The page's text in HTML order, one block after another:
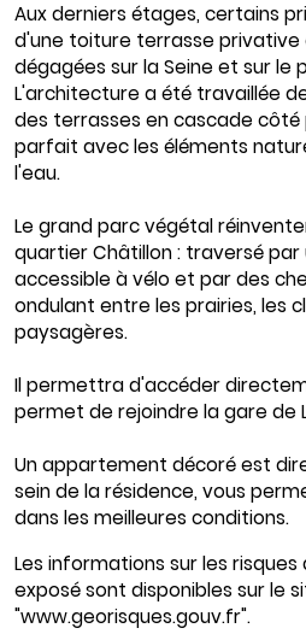
Aux derniers étages, certains
d'une toiture terrasse
dégagées sur la Seine et sur le
L'architecture a été travaillée
des terrasses en cascade
parfait avec les éléments
l'eau.
Le grand parc végétal
quartier Châtillon : traversé
accessible à vélo et par des
ondulant entre les prairies, les
paysagères.
Il permettra d'accéder
permet de rejoindre la gare de
Un appartement décoré est
sein de la résidence, vous
dans les meilleures conditions.
Les informations sur les
exposé sont disponibles sur le
"www.georisques.gouv.fr".